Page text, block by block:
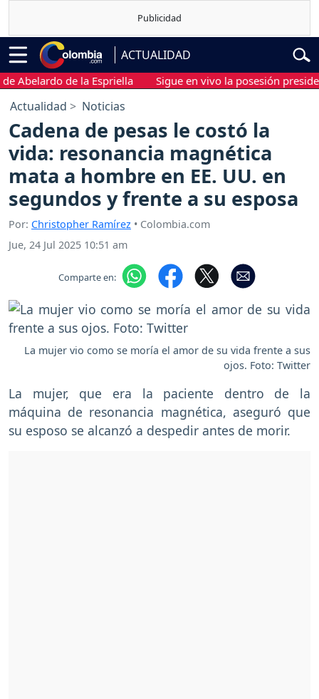
ACTUALIDAD
de la Espriella Sigue en vivo la posesión presidencial
Actualidad Noticias
Cadena de pesas le costó la
vida: resonancia magnética
mata a hombre en EE. UU. en
segundos y frente a su esposa
Por: Christopher Ramírez • Colombia.com
Jue, 24 Jul 2025 10:51 am
Comparte en:
La mujer vio como se moría el amor de su vida frente a sus
ojos. Foto: Twitter
La mujer, que era la paciente dentro de la
máquina de resonancia magnética, aseguró que
su esposo se alcanzó a despedir antes de morir.